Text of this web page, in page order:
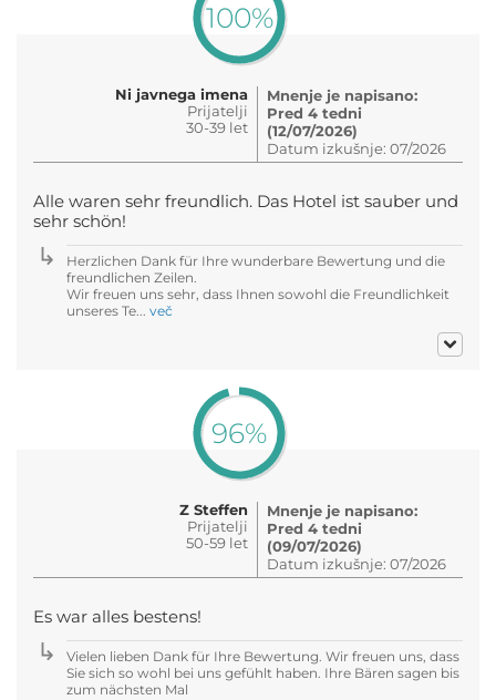
100%
Ni javnega imena
Prijatelji
30-39 let
Mnenje je napisano:
Pred 4 tedni
(12/07/2026)
Datum izkušnje: 07/2026
Alle waren sehr freundlich. Das Hotel ist sauber und
sehr schön!
Herzlichen Dank für Ihre wunderbare Bewertung und die
freundlichen Zeilen.
Wir freuen uns sehr, dass Ihnen sowohl die Freundlichkeit
unseres Te... več
96%
Z Steffen
Prijatelji
50-59 let
Mnenje je napisano:
Pred 4 tedni
(09/07/2026)
Datum izkušnje: 07/2026
Es war alles bestens!
Vielen lieben Dank für Ihre Bewertung. Wir freuen uns, dass
Sie sich so wohl bei uns gefühlt haben. Ihre Bären sagen bis
zum nächsten Mal